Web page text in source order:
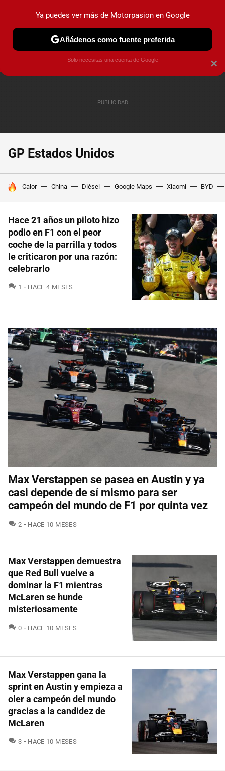
PRUEBAS COCHES ELÉCTRICOS OBSERVATORIO
GP Estados Unidos
HOY SE HABLA DE
Calor China Diésel Google Maps Xiaomi BYD
Hace 21 años un piloto hizo
podio en F1 con el peor
coche de la parrilla y todos
le criticaron por una razón:
celebrarlo
1 COMENTARIOS
HACE 4 MESES
Max Verstappen se pasea en Austin y ya
casi depende de sí mismo para ser
campeón del mundo de F1 por quinta vez
2 COMENTARIOS
HACE 10 MESES
Max Verstappen demuestra
que Red Bull vuelve a
dominar la F1 mientras
McLaren se hunde
misteriosamente
0 COMENTARIOS
HACE 10 MESES
Max Verstappen gana la
sprint en Austin y empieza a
oler a campeón del mundo
gracias a la candidez de
McLaren
3 COMENTARIOS
HACE 10 MESES
×
Ya puedes ver más de Motorpasion en Google
Añádenos como fuente preferida
Solo necesitas una cuenta de Google